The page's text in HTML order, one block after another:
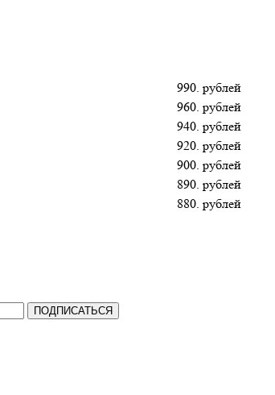
990. рублей
960. рублей
940. рублей
920. рублей
900. рублей
890. рублей
880. рублей
ПОДПИСАТЬСЯ